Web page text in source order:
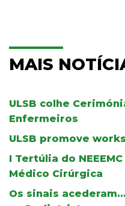
MAIS
ULSB colhe
Enfermeiros
ULSB promove
I Tertúlia do
Médico Cirúrgica
Os sinais